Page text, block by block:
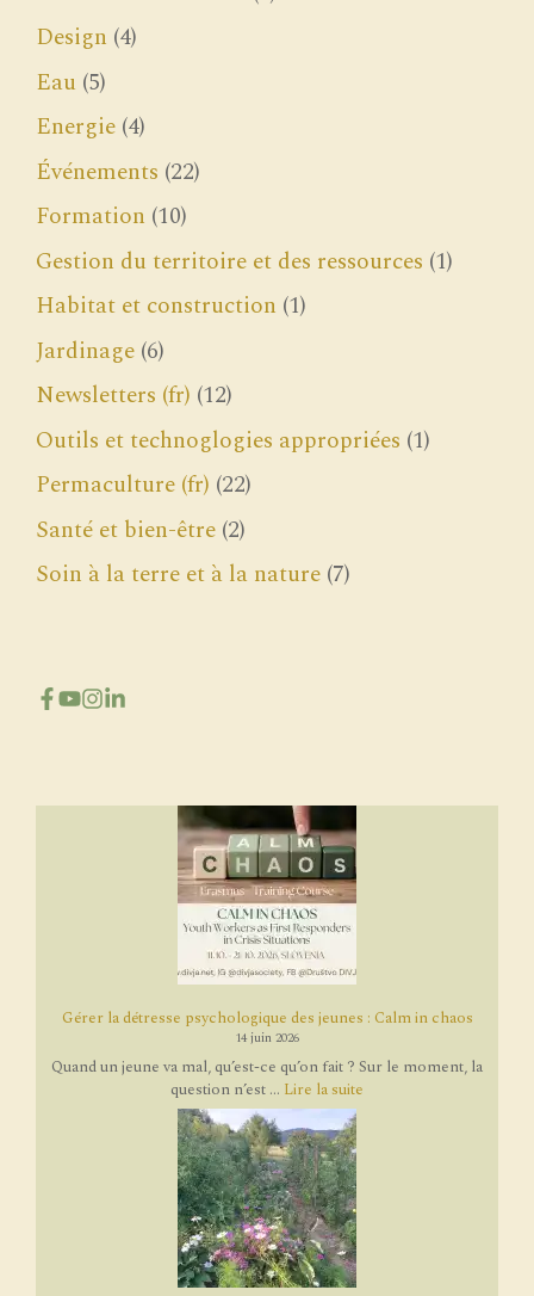
Design (4)
Eau (5)
Energie (4)
Événements (22)
Formation (10)
Gestion du territoire et des ressources (1)
Habitat et construction (1)
Jardinage (6)
Newsletters (fr) (12)
Outils et technoglogies appropriées (1)
Permaculture (fr) (22)
Santé et bien-être (2)
Soin à la terre et à la nature (7)
Gérer la détresse psychologique des jeunes : Calm in chaos
14 juin 2026
Quand un jeune va mal, qu’est-ce qu’on fait ? Sur le moment, la
question n’est ... Lire la suite